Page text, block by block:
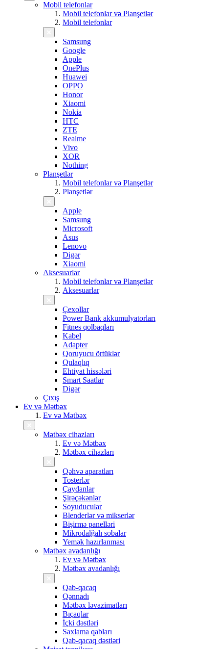
Mobil telefonlar
Mobil telefonlar və Planşetlər
Mobil telefonlar
Samsung
Google
Apple
OnePlus
Huawei
OPPO
Honor
Xiaomi
Nokia
HTC
ZTE
Realme
Vivo
XOR
Nothing
Planşetlər
Mobil telefonlar və Planşetlər
Planşetlər
Apple
Samsung
Microsoft
Asus
Lenovo
Digər
Xiaomi
Aksesuarlar
Mobil telefonlar və Planşetlər
Aksesuarlar
Çexollar
Power Bank akkumulyatorları
Fitnes qolbaqları
Kabel
Adapter
Qoruyucu örtüklər
Qulaqlıq
Ehtiyat hissələri
Smart Saatlar
Digər
Çıxış
Ev və Mətbəx
Ev və Mətbəx
Mətbəx cihazları
Ev və Mətbəx
Mətbəx cihazları
Qəhvə aparatları
Tosterlər
Çaydanlar
Şirəçəkənlər
Soyuducular
Blenderlər və mikserlər
Bişirmə panelləri
Mikrodalğalı sobalar
Yemək hazırlanması
Mətbəx avadanlığı
Ev və Mətbəx
Mətbəx avadanlığı
Qab-qacaq
Qənnadı
Mətbəx ləvazimatları
Bıçaqlar
İçki dəstləri
Saxlama qabları
Qab-qacaq dəstləri